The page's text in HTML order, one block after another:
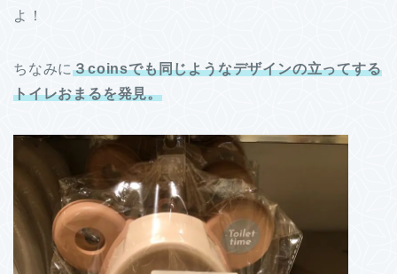
よ！
ちなみに３coinsでも同じようなデザインの立ってする
トイレおまるを発見。